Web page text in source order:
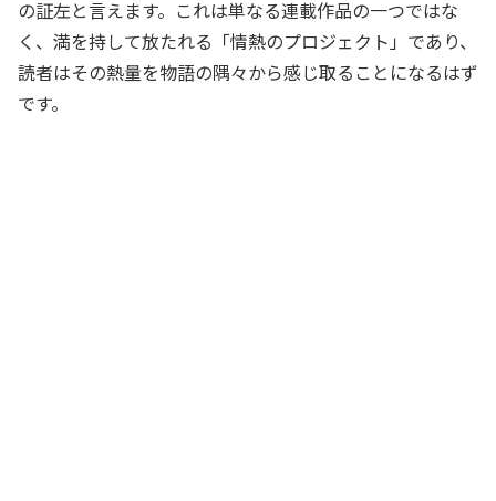
の証左と言えます。これは単なる連載作品の一つではな
く、満を持して放たれる「情熱のプロジェクト」であり、
読者はその熱量を物語の隅々から感じ取ることになるはず
です。